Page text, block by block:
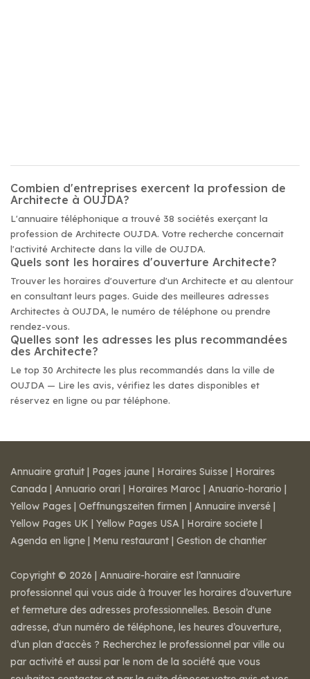
Combien d'entreprises exercent la profession de
Architecte à OUJDA?
L'annuaire téléphonique a trouvé 38 sociétés exerçant la
profession de Architecte OUJDA. Votre recherche concernait
l'activité Architecte dans la ville de OUJDA.
Quels sont les horaires d'ouverture Architecte?
Trouver les horaires d'ouverture d'un Architecte et au alentour
en consultant leurs pages. Guide des meilleures adresses
Architectes à OUJDA, le numéro de téléphone ou prendre
rendez-vous.
Quelles sont les adresses les plus recommandées
des Architecte?
Le top 30 Architecte les plus recommandés dans la ville de
OUJDA — Lire les avis, vérifiez les dates disponibles et
réservez en ligne ou par téléphone.
Annuaire gratuit | Pages jaune | Horaires Suisse | Horaires
Canada | Annuario orari | Horaires Maroc | Anuario-horario |
Yellow Pages | Oeffnungszeiten firmen | Annuaire inversé |
Yellow Pages UK | Yellow Pages USA | Horaire societe |
Agenda en ligne | Menu restaurant | Gestion de chantier
Copyright © 2026 | Annuaire-horaire est l’annuaire
professionnel qui vous aide à trouver les horaires d’ouverture
et fermeture des adresses professionnelles. Besoin d'une
adresse, d'un numéro de téléphone, les heures d’ouverture,
d’un plan d'accès ? Recherchez le professionnel par ville ou
par activité et aussi par le nom de la société que vous